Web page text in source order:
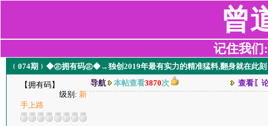
曾
记住我们
﹛074期﹜◆㊣拥有码㊣◆→独创2019年最有实力的精准猛料,翻身就在此刻
【拥有码】
级别: 新
手上路
导航 本帖查看3870次 查看〖